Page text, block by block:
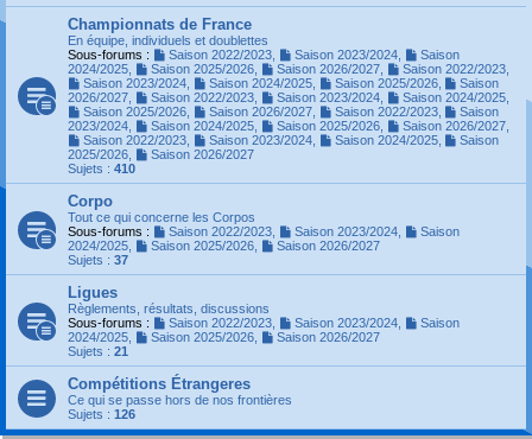
Championnats de France
En équipe, individuels et doublettes
Sous-forums :
Saison 2022/2023, Saison 2023/2024,
Saison
2024/2025
Saison 2025/2026, Saison 2026/2027, Saison 2022/2023,
Saison 2023/2024, Saison 2024/2025, Saison 2025/2026,
Saison
2026/2027
Saison 2022/2023, Saison 2023/2024, Saison 2024/2025,
Saison 2025/2026, Saison 2026/2027, Saison 2022/2023,
Saison
2023/2024
Saison 2024/2025, Saison 2025/2026, Saison 2026/2027,
Saison 2022/2023, Saison 2023/2024, Saison 2024/2025,
Saison
2025/2026
Saison 2026/2027
Sujets : 410
Corpo
Tout ce qui concerne les Corpos
Sous-forums :
Saison 2022/2023, Saison 2023/2024,
Saison
2024/2025
Saison 2025/2026,
Saison 2026/2027
Sujets : 37
Ligues
Règlements, résultats, discussions
Sous-forums :
Saison 2022/2023, Saison 2023/2024,
Saison
2024/2025
Saison 2025/2026,
Saison 2026/2027
Sujets : 21
Compétitions Étrangeres
Ce qui se passe hors de nos frontières
Sujets : 126